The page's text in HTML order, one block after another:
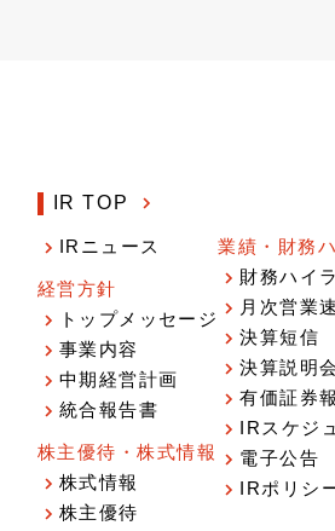
IR TOP
IRニュース
経営方針
トップメッセージ
事業内容
中期経営計画
統合報告書
株主優待・株式情報
株式情報
株主優待
業績・財務
財務ハイ
月次営業
決算短信
決算説明
有価証券
IRスケジ
電子公告
IRポリシ